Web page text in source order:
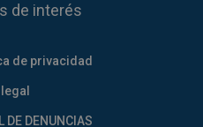
de interés
de privacidad
DE DENUNCIAS